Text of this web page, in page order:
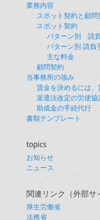
業務内容
スポット契約と顧
スポット契約
パターン別 請
パターン別 請
主な料金
顧問契約
当事務所の強み
賃金を決めるには
派遣法改定の労使協
助成金の手続代行
書類テンプレート
topics
お知らせ
ニュース
関連リンク（外部サ
厚生労働省
法務省